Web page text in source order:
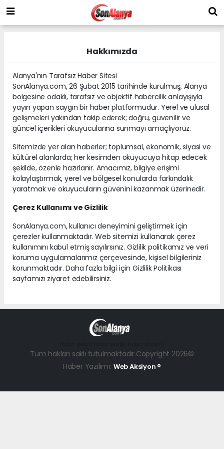
Hakkımızda
Alanya'nın Tarafsız Haber Sitesi
SonAlanya.com, 26 Şubat 2015 tarihinde kurulmuş, Alanya
bölgesine odaklı, tarafsız ve objektif habercilik anlayışıyla
yayın yapan saygın bir haber platformudur. Yerel ve ulusal
gelişmeleri yakından takip ederek; doğru, güvenilir ve
güncel içerikleri okuyucularına sunmayı amaçlıyoruz.
Sitemizde yer alan haberler; toplumsal, ekonomik, siyasi ve
kültürel alanlarda; her kesimden okuyucuya hitap edecek
şekilde, özenle hazırlanır. Amacımız, bilgiye erişimi
kolaylaştırmak, yerel ve bölgesel konularda farkındalık
yaratmak ve okuyucuların güvenini kazanmak üzerinedir.
Çerez Kullanımı ve Gizlilik
SonAlanya.com, kullanıcı deneyimini geliştirmek için
çerezler kullanmaktadır. Web sitemizi kullanarak çerez
kullanımını kabul etmiş sayılırsınız. Gizlilik politikamız ve veri
koruma uygulamalarımız çerçevesinde, kişisel bilgileriniz
korunmaktadır. Daha fazla bilgi için Gizlilik Politikası
sayfamızı ziyaret edebilirsiniz.
Tüm hakları saklı tutulmaktadır.Copyright 2026©
Haber Yazılımı: Web Aksiyon ®